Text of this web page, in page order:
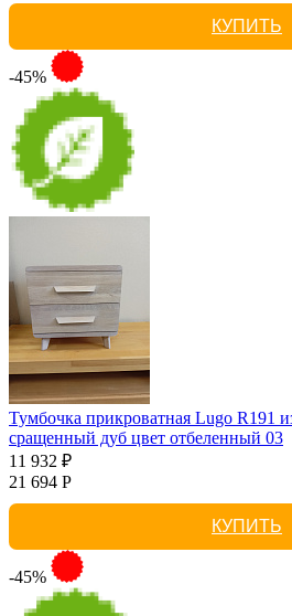
КУПИТЬ
-45%
Тумбочка прикроватная Lugo R191
сращенный дуб цвет отбеленный 03
11 932 ₽
21 694 Р
КУПИТЬ
-45%